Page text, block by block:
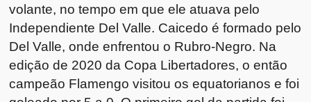
volante, no tempo em que ele atuava pelo
Independiente Del Valle. Caicedo é formado pelo
Del Valle, onde enfrentou o Rubro-Negro. Na
edição de 2020 da Copa Libertadores, o então
campeão Flamengo visitou os equatorianos e foi